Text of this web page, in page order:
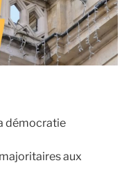
démocratie
aux